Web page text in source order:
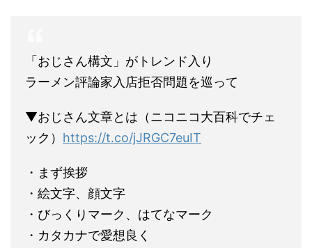
「おじさん構文」がトレンド入り
ラーメン評論家入店拒否問題を巡って
▼おじさん文章とは（ニコニコ大百科でチェ
ック） https://t.co/jJRGC7euIT
・まず挨拶
・絵文字、顔文字
・びっくりマーク、はてなマーク
・カタカナで愛想良く